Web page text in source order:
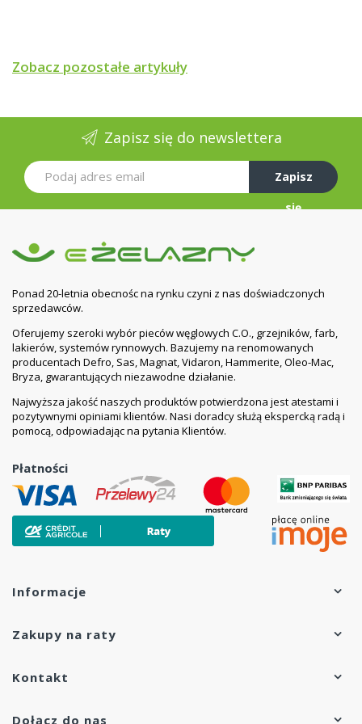
powierzchni, co może być przyczyną powstawania
- Zaleca się malować pędzlem z miękkim włosiem i
unikać wielokrotnego pociągania pędzlem w jednym
poprzedniej warstwy farby.
Kolor
czerwony tlenkowy RAL 3009 -
Pojemność
Wydajność
< 12m2
Data
ważności
24 miesiące
Zobacz pozostałe artykuły
Zapisz się do newslettera
Zapisz
się
Ponad 20-letnia obecnośc na rynku czyni z nas doświadczonych
sprzedawców.
Oferujemy szeroki wybór pieców węglowych C.O., grzejników, farb,
lakierów, systemów rynnowych. Bazujemy na renomowanych
producentach Defro, Sas, Magnat, Vidaron, Hammerite, Oleo-Mac,
Bryza, gwarantujących niezawodne działanie.
Najwyższa jakość naszych produktów potwierdzona jest atestami i
pozytywnymi opiniami klientów. Nasi doradcy służą ekspercką radą i
pomocą, odpowiadając na pytania Klientów.
Płatności
Informacje
Zakupy na raty
Kontakt
Dołącz do nas